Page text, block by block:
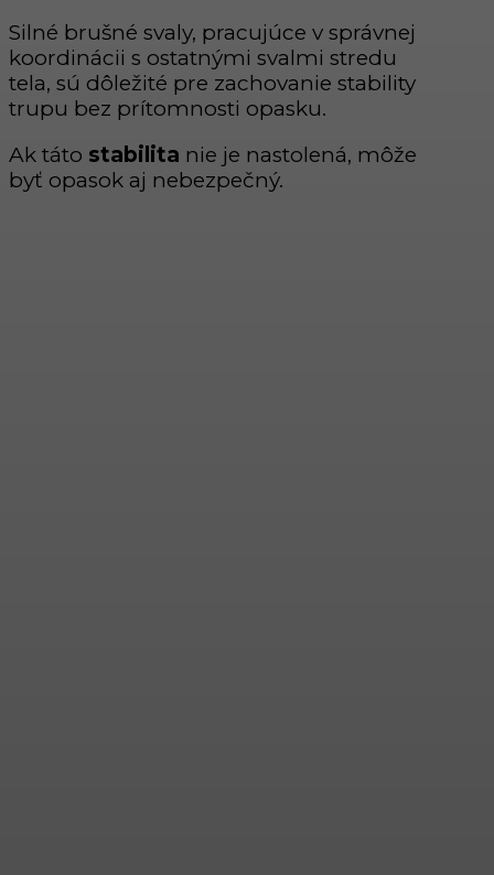
Silné brušné svaly, pracujúce v správnej
koordinácii s ostatnými svalmi stredu
tela, sú dôležité pre zachovanie stability
trupu bez prítomnosti opasku.
Ak táto stabilita nie je nastolená, môže
byť opasok aj nebezpečný.